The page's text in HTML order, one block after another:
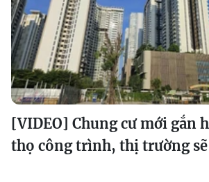
[VIDEO] Chung cư mới gắn
thọ công trình, thị trường